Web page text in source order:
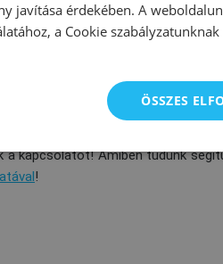
a közeledben vagy edzőre,
kapcsolatot! Amiben tudunk
!
javítása érdekében. A
a Cookie
ÖSSZES